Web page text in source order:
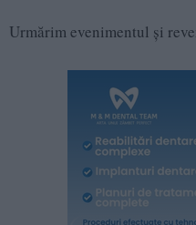
Urmărim evenimentul și